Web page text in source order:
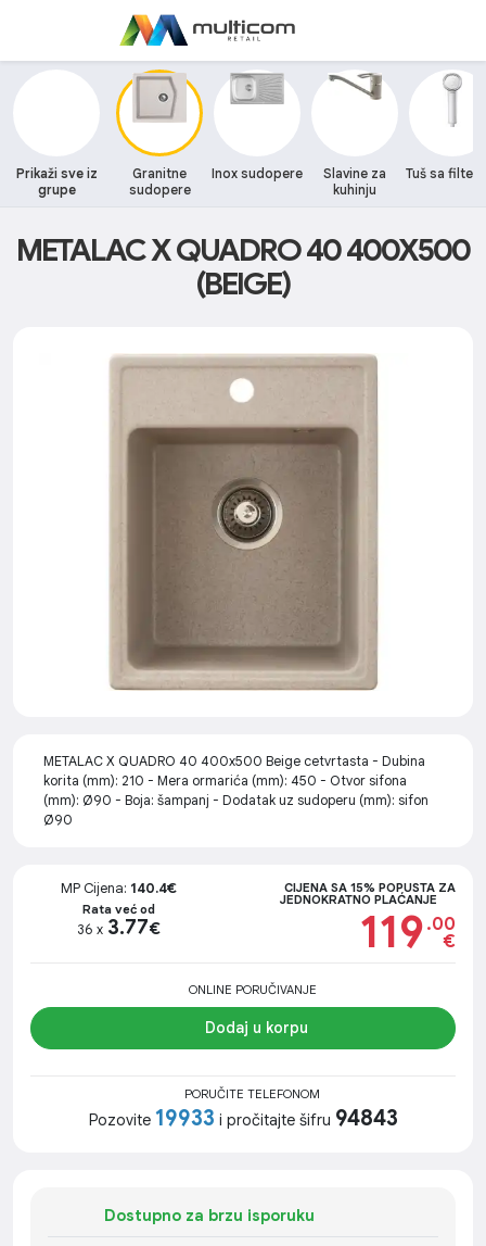
Prikaži sve iz
grupe
Granitne
sudopere
Inox sudopere
Slavine za
kuhinju
Tuš sa
METALAC X QUADRO 40 400X500
(BEIGE)
METALAC X QUADRO 40 400x500 Beige cetvrtasta - Dubina
korita (mm): 210 - Mera ormarića (mm): 450 - Otvor sifona
(mm): Ø90 - Boja: šampanj - Dodatak uz sudoperu (mm): sifon
Ø90
MP Cijena: 140.4€
Rata već od
36 x 3.77€
CIJENA SA 15% POPUSTA ZA
JEDNOKRATNO PLAĆANJE
119 .00
€
ONLINE PORUČIVANJE
Dodaj u korpu
PORUČITE TELEFONOM
Pozovite 19933 i pročitajte šifru 94843
Dostupno za brzu isporuku